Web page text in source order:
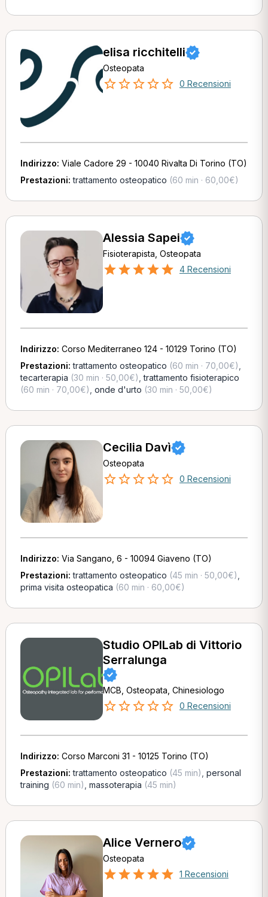
elisa ricchitelli
Osteopata
0 Recensioni
Indirizzo: Viale Cadore 29 - 10040 Rivalta Di Torino (TO)
Prestazioni:trattamento osteopatico (60 min · 60,00€)
Alessia Sapei
Fisioterapista, Osteopata
4 Recensioni
Indirizzo: Corso Mediterraneo 124 - 10129 Torino (TO)
Prestazioni:trattamento osteopatico (60 min · 70,00€)
tecarterapia (30 min · 50,00€) ,trattamento fisioterapico
(60 min · 70,00€) onde d'urto (30 min · 50,00€)
Cecilia Davì
Osteopata
0 Recensioni
Indirizzo: Via Sangano, 6 - 10094 Giaveno (TO)
Prestazioni:trattamento osteopatico (45 min · 50,00€)
prima visita osteopatica (60 min · 60,00€)
Studio OPILab di Vittorio
Serralunga
MCB, Osteopata, Chinesiologo
0 Recensioni
Indirizzo: Corso Marconi 31 - 10125 Torino (TO)
Prestazioni:trattamento osteopatico (45 min) personal
training (60 min) massoterapia (45 min)
Alice Vernero
Osteopata
1 Recensioni